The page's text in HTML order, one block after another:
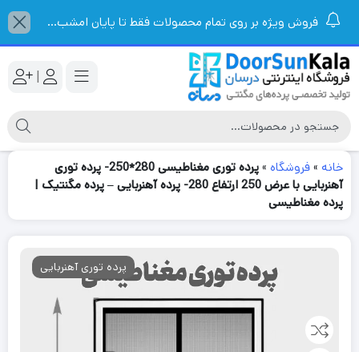
فروش ویژه بر روی تمام محصولات فقط تا پایان امشب...
|
خانه »فروشگاه »
پرده توری مغناطیسی 280*250- پرده توری
آهنربایی با عرض 250 ارتفاع 280- پرده آهنربایی – پرده مگنتیک |
پرده مغناطیسی
پرده توری آهنربایی